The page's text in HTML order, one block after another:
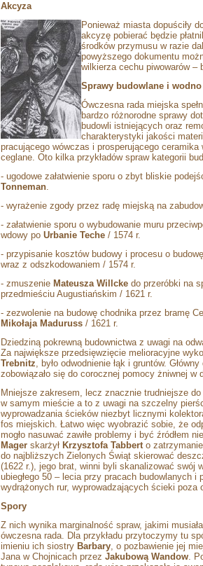
Akcyza
Ponieważ miasta dopuściły
akcyzę pobierać będzie
środków przymusu w razie
powyższego dokumentu
wilkierza cechu piwowarów –
Sprawy budowlane i
Ówczesna rada miejska
bardzo różnorodne sprawy
budowli istniejących oraz
charakterystyki jakości
pracującego wówczas i prosperującego
ceglane. Oto kilka przykładów spraw kategorii
- ugodowe załatwienie sporu o zbyt bliskie
Tonneman.
- wyrażenie zgody przez radę miejską na
- załatwienie sporu o wybudowanie muru
wdowy po Urbanie Teche / 1574 r.
- przypisanie kosztów budowy i procesu o
wraz z odszkodowaniem / 1574 r.
- zmuszenie Mateusza Willcke do przeróbki na
przedmieściu Augustiańskim / 1621 r.
- zezwolenie na budowę chodnika przez bramę
Mikołaja Maduruss / 1621 r.
Dziedziną pokrewną budownictwa z uwagi na
Za największe przedsięwzięcie melioracyjne
Trebnitz, było odwodnienie łąk i gruntów.
zobowiązało się do corocznej pomocy żniwnej w
Mniejsze zakresem, lecz znacznie trudniejsze
w samym mieście a to z uwagi na szczelny
wyprowadzania ścieków niezbyt licznymi
fos miejskich. Łatwo więc wyobrazić sobie, że
mogło nasuwać zawiłe problemy i być źródłem
Mager skarżył Krzysztofa Tabberto zatrzymanie
do najbliższych Zielonych Świąt skierować
(1622 r.), jego brat, winni byli skanalizować swój
ubiegłego 50 – lecia przy pracach budowlanych
wydrążonych rur, wyprowadzających ścieki poza
Spory
Z nich wynika marginalność spraw, jakimi
ówczesna rada. Dla przykładu przytoczymy tu
imieniu ich siostry Barbary, o pozbawienie jej
Jana w Chojnicach przez Jakubową Wandow.